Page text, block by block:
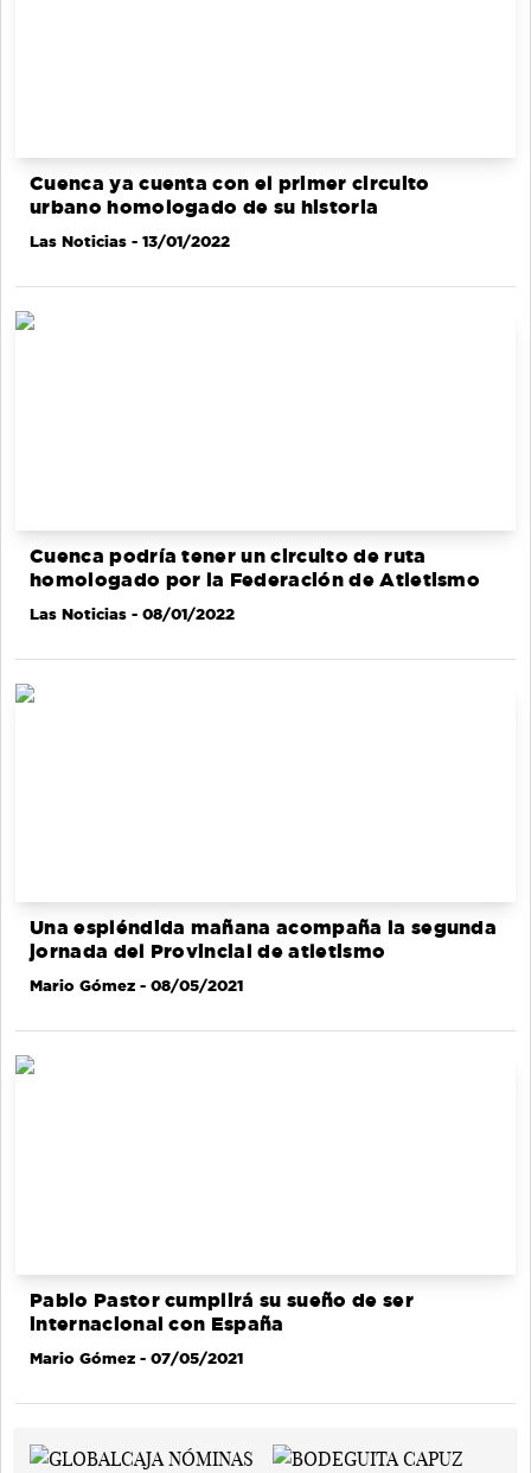
Cuenca ya cuenta con el primer circuito
urbano homologado de su historia
Las Noticias - 13/01/2022
Cuenca podría tener un circuito de ruta
homologado por la Federación de Atletismo
Las Noticias - 08/01/2022
Una espléndida mañana acompaña la segunda
jornada del Provincial de atletismo
Mario Gómez - 08/05/2021
Pablo Pastor cumplirá su sueño de ser
internacional con España
Mario Gómez - 07/05/2021